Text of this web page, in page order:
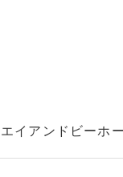
エイアンドビーホ